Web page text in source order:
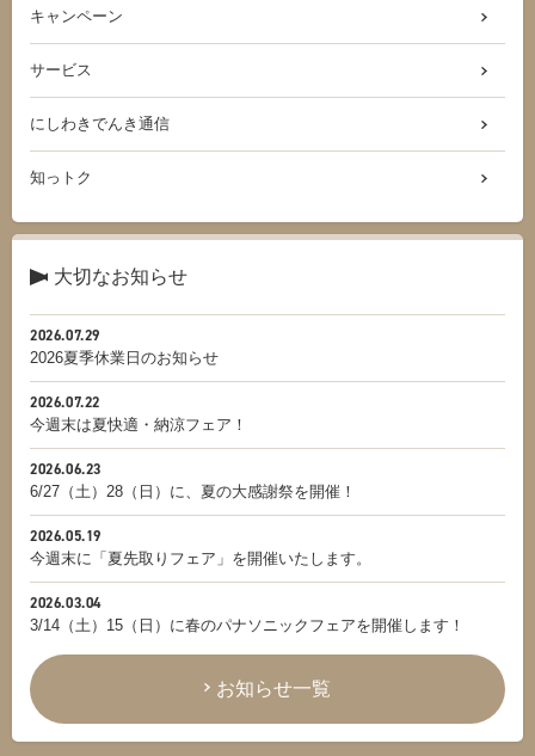
キャンペーン
サービス
にしわきでんき通信
知っトク
大切なお知らせ
2026.07.29
2026夏季休業日のお知らせ
2026.07.22
今週末は夏快適・納涼フェア！
2026.06.23
6/27（土）28（日）に、夏の大感謝祭を開催！
2026.05.19
今週末に「夏先取りフェア」を開催いたします。
2026.03.04
3/14（土）15（日）に春のパナソニックフェアを開催します！
お知らせ一覧